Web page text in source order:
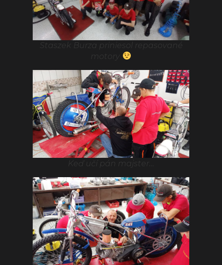
Staszek Burza priniesol repasované
Keď učí pán majster…